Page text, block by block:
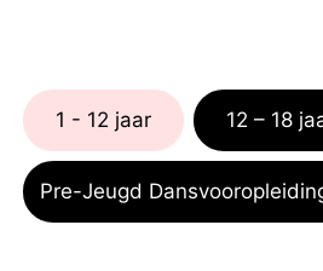
1 - 12 jaar 12 – 18
Pre-Jeugd